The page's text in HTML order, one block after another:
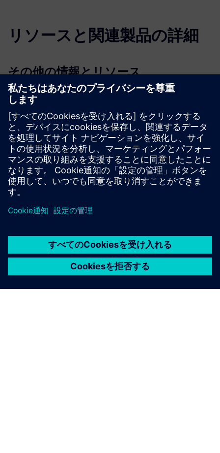
リソースと関連製品の詳細
その他の情報とリソース
PointGrabのウェブサイト、リソース、お問い合わせフォ
ーム
PointGrab LinkedInページ
必要条件
基本的なネットワーク要件-送信ポート8883と443のみを
開く必要があります